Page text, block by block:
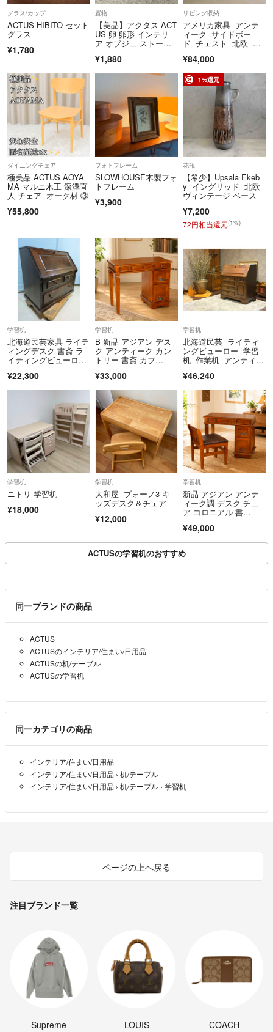
ミッドセンチュリー
クラシカル
クラシカルモダン
クラシック
モダンテイスト
シャビーシック
無垢材
オーク
パイン
パイン材
カントリー
家具
アメリカ家具
フランス家具
北欧
北欧家具
イギリス家具
英国
欧州
ヨーロピアン
イギリスアンティーク家具
輸入家具
アンファン
アントステラ
ブロカント
象嵌
グラス/カップ
ACTUS HIBITO セット
グラス
¥1,780
置物
【美品】アクタス ACT
US 卵 卵形 インテリ
ア オブジェ ストー
¥1,880
リビング収納
アメリカ家具 アンテ
ィーク サイドボー
ド チェスト 北欧 飾
¥84,000
ダイニングチェア
極美品 ACTUS AOYA
MA マルニ木工 深澤直
人 チェア オーク材 ③
¥55,800
フォトフレーム
SLOWHOUSE木製フォ
トフレーム
¥3,900
1%還元
花瓶
【希少】Upsala Ekeb
y イングリッド 北欧
ヴィンテージ ベース
¥7,200
72円相当還元(1%)
学習机
北海道民芸家具 ライテ
ィングデスク 書斎 ラ
イティングビューロ
m 高さ69cm 勉強机 学
習机 文机 ヴィンテー
¥22,300
学習机
B 新品 アジアン デス
ク アンティーク カン
トリー 書斎 カフ
¥33,000
学習机
北海道民芸 ライティ
ングビューロー 学習
机 作業机 アンティー
¥46,240
学習机
ニトリ 学習机
¥18,000
学習机
大和屋 ブォーノ3 キ
ッズデスク＆チェア
¥12,000
学習机
新品 アジアン アンテ
ィーク調 デスク チェ
ア コロニアル 書
¥49,000
ACTUSの学習机のおすすめ
同一ブランドの商品
ACTUS
ACTUSのインテリア/住まい/日用品
ACTUSの机/テーブル
ACTUSの学習机
同一カテゴリの商品
インテリア/住まい/日用品
インテリア/住まい/日用品 › 机/テーブル
インテリア/住まい/日用品 › 机/テーブル › 学習机
ページの上へ戻る
注目ブランド一覧
Supreme
LOUIS
COACH